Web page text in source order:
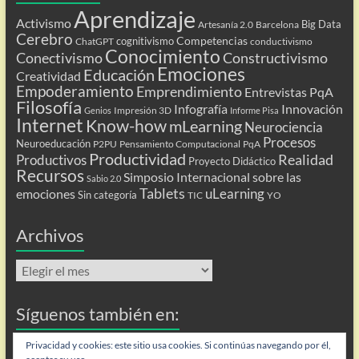
Activismo Aprendizaje Artesanía 2.0 Barcelona Big Data
Cerebro ChatGPT cognitivismo Competencias conductivismo
ConectivismoConocimientoConstructivismo
Creatividad Educación Emociones
Empoderamiento Emprendimiento Entrevistas PqA
Filosofía Genios Impresión 3D Infografía Informe Pisa Innovación
Internet Know-howmLearning Neurociencia
Neuroeducación P2PU Pensamiento Computacional PqA Procesos
Productivos Productividad Proyecto Didáctico Realidad
Recursos Sabio 2.0 Simposio Internacional sobre las
emociones Sin categoría Tablets TIC uLearning YO
Archivos
Archivos
Síguenos también en:
Flip
Privacidad y cookies: este sitio usa cookies. Si continúas navegando por él,